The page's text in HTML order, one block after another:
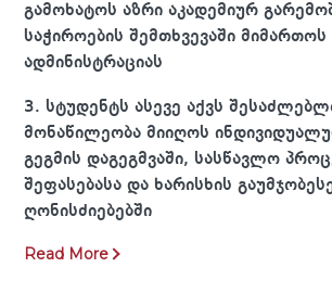
გამოხატოს აზრი აკადემიურ
საჭიროების შემთხვევაში
ადმინისტრაციას
3. სტუდენტს ასევე აქვს
მონაწილეობა მიიღოს
გეგმის დაგეგმვაში, სასწავლო
შეფასებასა და ხარისხის
ღონისძიებებში
Read More